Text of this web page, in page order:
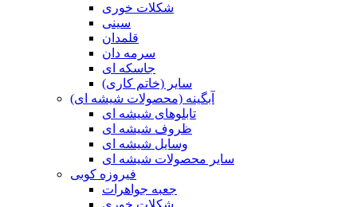
شکلات خوری
سینی
قلمدان
سرمه دان
جاسکه ای
سایر (خاتم کاری)
آبگینه (محصولات شیشه ای)
تابلوهای شیشه ای
ظروف شیشه ای
وسایل شیشه ای
سایر محصولات شیشه ای
فیروزه کوبی
جعبه جواهرات
شکلات خوری